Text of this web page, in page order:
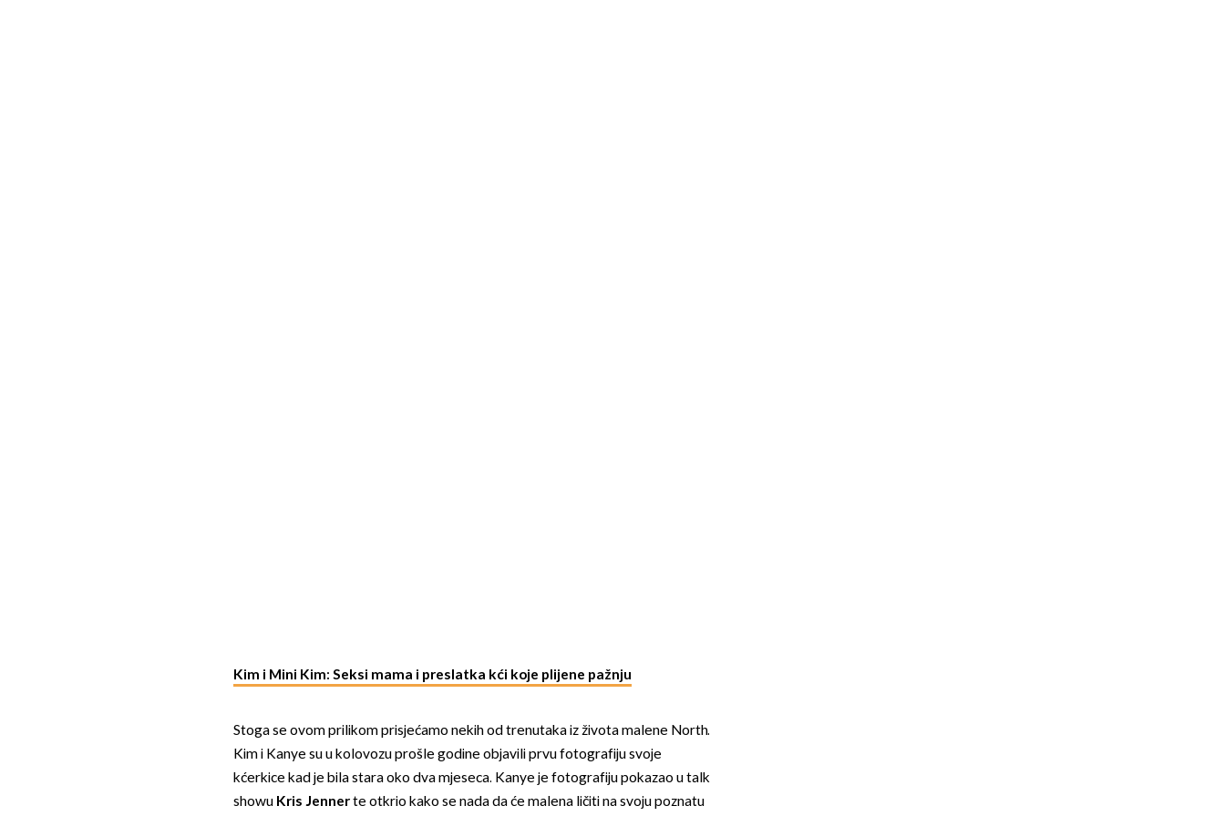
Kim i Mini Kim: Seksi mama i preslatka kći koje plijene pažnju
Stoga se ovom prilikom prisjećamo nekih od trenutaka iz života malene North.
Kim i Kanye su u kolovozu prošle godine objavili prvu fotografiju svoje
kćerkice kad je bila stara oko dva mjeseca. Kanye je fotografiju pokazao u talk
showu Kris Jennerte otkrio kako se nada da će malena ličiti na svoju poznatu